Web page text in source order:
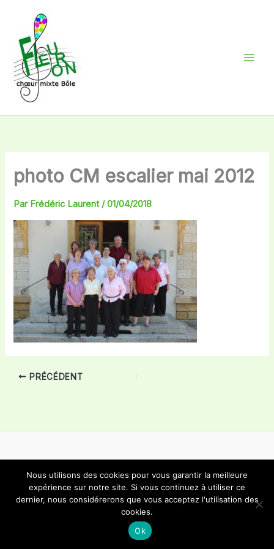
contenu
photo CM escalier mai 2012
Par Frédéric Laurent /01/04/2018
PRÉCÉDENT
Copyright © 2026 Choeur Mixte Bôle | Propulsé parThème
WordPress Astra
Nous utilisons des cookies pour vous garantir la meilleure
expérience sur notre site. Si vous continuez à utiliser ce
dernier, nous considérerons que vous acceptez l'utilisation des
cookies.
Ok